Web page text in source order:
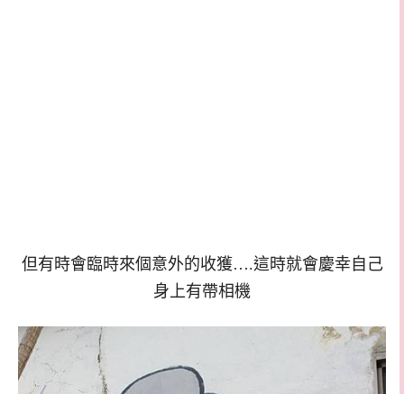
但有時會臨時來個意外的收獲….這時就會慶幸自己
身上有帶相機